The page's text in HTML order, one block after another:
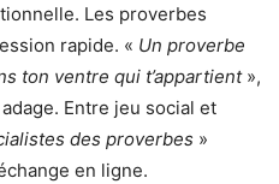
Les proverbes
rapide. « Un proverbe
ton ventre qui t’appartient»,
Entre jeu social et
des proverbes »
en ligne.